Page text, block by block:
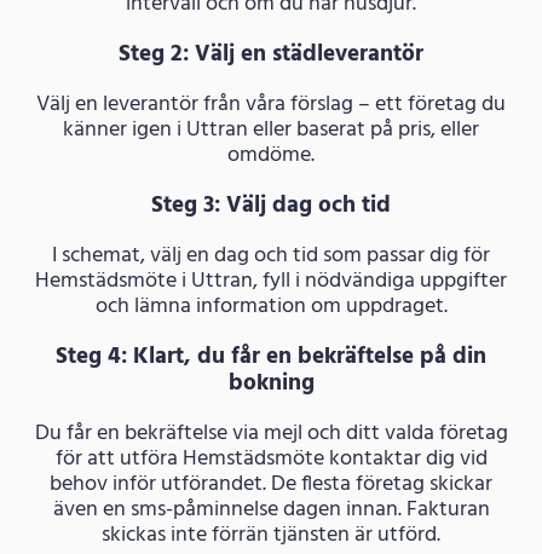
Steg 2: Välj en städleverantör
Välj en leverantör från våra förslag – ett företag du
känner igen i Uttran eller baserat på pris, eller
omdöme.
Steg 3: Välj dag och tid
I schemat, välj en dag och tid som passar dig för
Hemstädsmöte i Uttran, fyll i nödvändiga uppgifter
och lämna information om uppdraget.
Steg 4: Klart, du får en bekräftelse på din
bokning
Du får en bekräftelse via mejl och ditt valda företag
för att utföra Hemstädsmöte kontaktar dig vid
behov inför utförandet. De flesta företag skickar
även en sms-påminnelse dagen innan. Fakturan
skickas inte förrän tjänsten är utförd.